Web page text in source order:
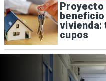
Proyecto
vivienda:
cupos